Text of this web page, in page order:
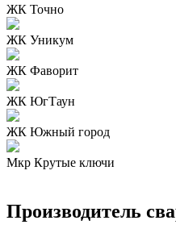
ЖК Точно
ЖК Уникум
ЖК Фаворит
ЖК ЮгТаун
ЖК Южный город
Мкр Крутые ключи
Производитель